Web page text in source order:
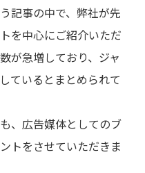
記事の中で、弊社が先
を中心にご紹介いただ
が急増しており、ジャ
ているとまとめられて
、広告媒体としてのブ
トをさせていただきま